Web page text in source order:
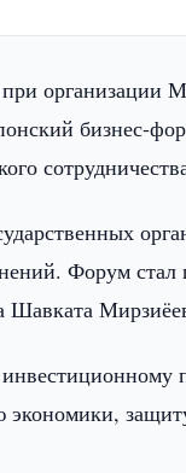
организации
бизнес-
Форум стал
Шавката